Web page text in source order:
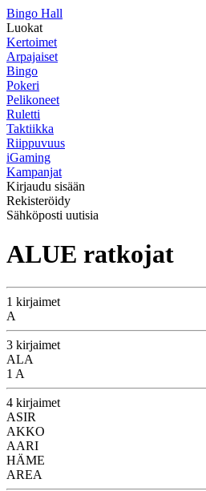
Bingo Hall
Luokat
Kertoimet
Arpajaiset
Bingo
Pokeri
Pelikoneet
Ruletti
Taktiikka
Riippuvuus
iGaming
Kampanjat
Kirjaudu sisään
Rekisteröidy
Sähköposti uutisia
ALUE ratkojat
1 kirjaimet
A
3 kirjaimet
ALA
1 A
4 kirjaimet
ASIR
AKKO
AARI
HÄME
AREA